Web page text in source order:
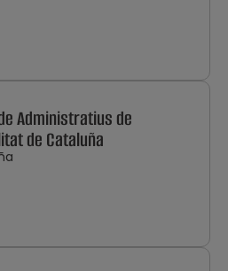
Administratius de
de Cataluña